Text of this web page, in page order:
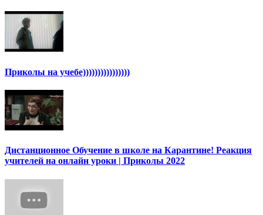
Приколы на учебе))))))))))))))))
Дистанционное Обучение в школе на Карантине! Реакция
учителей на онлайн уроки | Приколы 2022